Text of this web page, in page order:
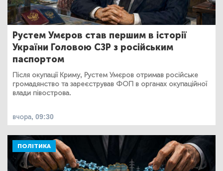
Рустем Умєров став першим в історії
України Головою СЗР з російським
паспортом
Після окупації Криму, Рустем Умєров отримав російське
громадянство та зареєстрував ФОП в органах окупаційної
влади півострова.
вчора, 09:30
ПОЛІТИКА